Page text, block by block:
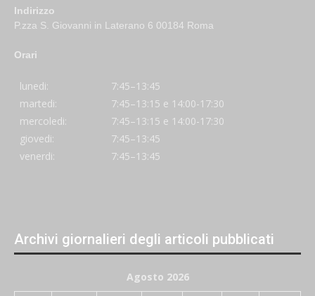
Indirizzo
P.zza S. Giovanni in Laterano 6 00184 Roma
Orari
lunedi:
7:45–13:45
martedi:
7:45–13:15 e 14:00-17:30
mercoledi:
7:45–13:15 e 14:00-17:30
giovedi:
7:45–13:45
venerdi:
7:45–13:45
Archivi giornalieri degli articoli pubblicati
Agosto 2026